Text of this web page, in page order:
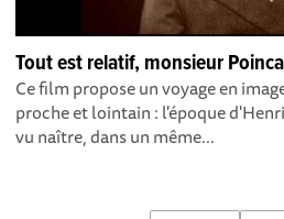
Tout est relatif, monsieur
Ce film propose un voyage en
proche et lointain : l'époque
vu naître, dans un même...